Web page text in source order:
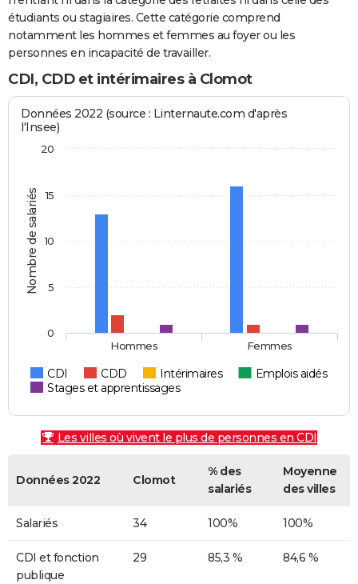
étudiants ou stagiaires. Cette catégorie comprend
notamment les hommes et femmes au foyer ou les
personnes en incapacité de travailler.
CDI, CDD et intérimaires à Clomot
Nombre de salariés
Données 2022 (source : Linternaute.com d'après
l'Insee)
CDI CDD Intérimaires
Emplois aidés
Stages et apprentissages
Hommes Femmes
0
5
10
15
20
Les villes où vivent le plus de personnes en CDI
Données 2022 Clomot
% des
salariés
Moyenne
des villes
Salariés 34 100% 100%
CDI et fonction
publique
29 85,3 % 84,6 %